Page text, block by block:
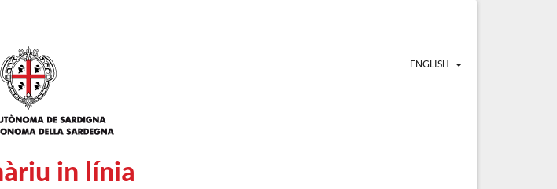
ENGLISH
in línia